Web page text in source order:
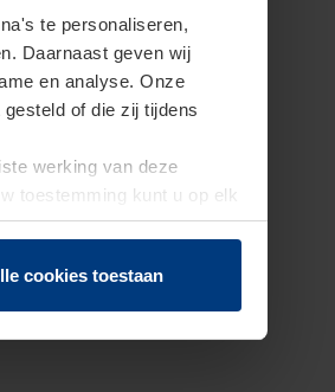
te personaliseren,
Daarnaast geven wij
en analyse. Onze
of die zij tijdens
werking van deze
toestemming kunt u op elk
herroepen.
cookies toestaan